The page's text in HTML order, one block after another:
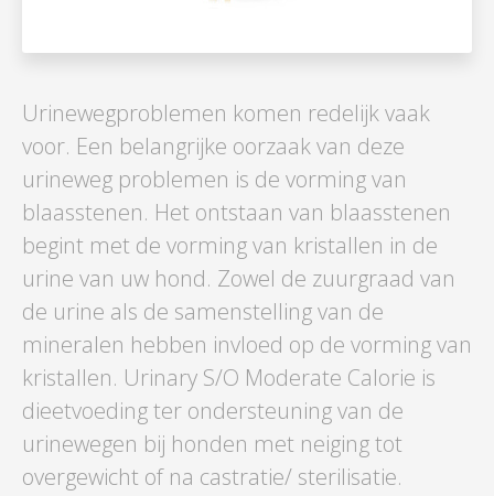
Urinewegproblemen komen redelijk vaak
voor. Een belangrijke oorzaak van deze
urineweg problemen is de vorming van
blaasstenen. Het ontstaan van blaasstenen
begint met de vorming van kristallen in de
urine van uw hond. Zowel de zuurgraad van
de urine als de samenstelling van de
mineralen hebben invloed op de vorming van
kristallen. Urinary S/O Moderate Calorie is
dieetvoeding ter ondersteuning van de
urinewegen bij honden met neiging tot
overgewicht of na castratie/ sterilisatie.